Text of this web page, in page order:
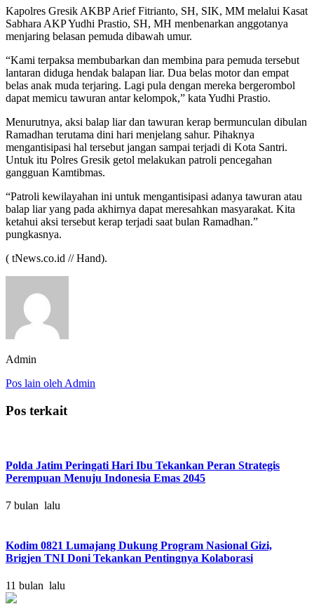
Kapolres Gresik AKBP Arief Fitrianto, SH, SIK, MM melalui Kasat
Sabhara AKP Yudhi Prastio, SH, MH menbenarkan anggotanya
menjaring belasan pemuda dibawah umur.
“Kami terpaksa membubarkan dan membina para pemuda tersebut
lantaran diduga hendak balapan liar. Dua belas motor dan empat
belas anak muda terjaring. Lagi pula dengan mereka bergerombol
dapat memicu tawuran antar kelompok,” kata Yudhi Prastio.
Menurutnya, aksi balap liar dan tawuran kerap bermunculan dibulan
Ramadhan terutama dini hari menjelang sahur. Pihaknya
mengantisipasi hal tersebut jangan sampai terjadi di Kota Santri.
Untuk itu Polres Gresik getol melakukan patroli pencegahan
gangguan Kamtibmas.
“Patroli kewilayahan ini untuk mengantisipasi adanya tawuran atau
balap liar yang pada akhirnya dapat meresahkan masyarakat. Kita
ketahui aksi tersebut kerap terjadi saat bulan Ramadhan.”
pungkasnya.
( tNews.co.id // Hand).
Admin
Pos lain oleh Admin
Pos terkait
Polda Jatim Peringati Hari Ibu Tekankan Peran Strategis
Perempuan Menuju Indonesia Emas 2045
7 bulan lalu
Kodim 0821 Lumajang Dukung Program Nasional Gizi,
Brigjen TNI Doni Tekankan Pentingnya Kolaborasi
11 bulan lalu